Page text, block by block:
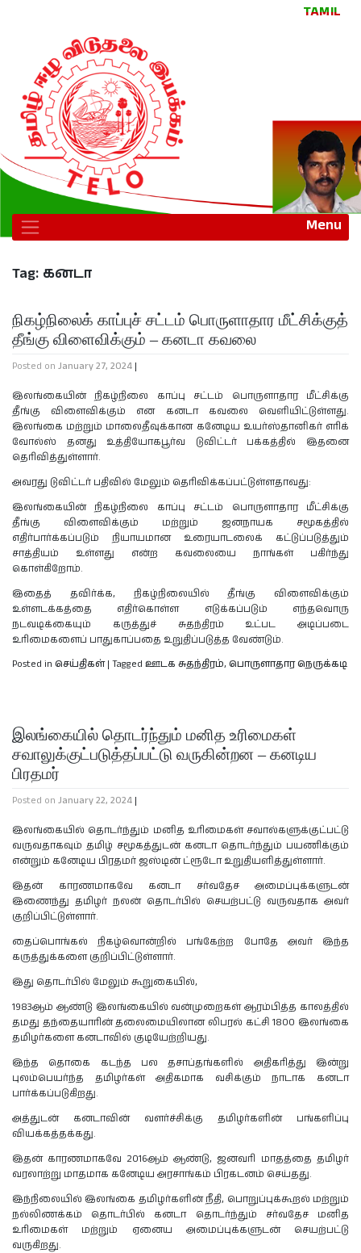
TAMIL
Menu
Tag: கனடா
நிகழ்நிலைக் காப்புச் சட்டம் பொருளாதார மீட்சிக்குத்
தீங்கு விளைவிக்கும் – கனடா கவலை
Posted on January 27, 2024 |
இலங்கையின் நிகழ்நிலை காப்பு சட்டம் பொருளாதார மீட்சிக்கு
தீங்கு விளைவிக்கும் என கனடா கவலை வெளியிட்டுள்ளது.
இலங்கை மற்றும் மாலைதீவுக்கான கனேடிய உயர்ஸ்தானிகர் எரிக்
வோல்ஸ் தனது உத்தியோகபூர்வ டுவிட்டர் பக்கத்தில் இதனை
தெரிவித்துள்ளார்.
அவரது டுவிட்டர் பதிவில் மேலும் தெரிவிக்கப்பட்டுள்ளதாவது:
இலங்கையின் நிகழ்நிலை காப்பு சட்டம் பொருளாதார மீட்சிக்கு
தீங்கு விளைவிக்கும் மற்றும் ஜனநாயக சமூகத்தில்
எதிர்பார்க்கப்படும் நியாயமான உரையாடலைக் கட்டுப்படுத்தும்
சாத்தியம் உள்ளது என்ற கவலையை நாங்கள் பகிர்ந்து
கொள்கிறோம்.
இதைத் தவிர்க்க, நிகழ்நிலையில் தீங்கு விளைவிக்கும்
உள்ளடக்கத்தை எதிர்கொள்ள எடுக்கப்படும் எந்தவொரு
நடவடிக்கையும் கருத்துச் சுதந்திரம் உட்பட அடிப்படை
உரிமைகளைப் பாதுகாப்பதை உறுதிப்படுத்த வேண்டும்.
Posted in செய்திகள்| Tagged ஊடக சுதந்திரம், பொருளாதார நெருக்கடி
இலங்கையில் தொடர்ந்தும் மனித உரிமைகள்
சவாலுக்குட்படுத்தப்பட்டு வருகின்றன – கனடிய
பிரதமர்
Posted on January 22, 2024 |
இலங்கையில் தொடர்ந்தும் மனித உரிமைகள் சவால்களுக்குட்பட்டு
வருவதாகவும் தமிழ் சமூகத்துடன் கனடா தொடர்ந்தும் பயணிக்கும்
என்றும் கனேடிய பிரதமர் ஜஸ்டின் ட்ரூடோ உறுதியளித்துள்ளார்.
இதன் காரணமாகவே கனடா சர்வதேச அமைப்புக்களுடன்
இணைந்து தமிழர் நலன் தொடர்பில் செயற்பட்டு வருவதாக அவர்
குறிப்பிட்டுள்ளார்.
தைப்பொங்கல் நிகழ்வொன்றில் பங்கேற்ற போதே அவர் இந்த
கருத்துக்களை குறிப்பிட்டுள்ளார்.
இது தொடர்பில் மேலும் கூறுகையில்,
1983ஆம் ஆண்டு இலங்கையில் வன்முறைகள் ஆரம்பித்த காலத்தில்
தமது தந்தையாரின் தலைமையிலான லிபரல் கட்சி 1800 இலங்கை
தமிழர்களை கனடாவில் குடியேற்றியது.
இந்த தொகை கடந்த பல தசாப்தங்களில் அதிகரித்து இன்று
புலம்பெயர்ந்த தமிழர்கள் அதிகமாக வசிக்கும் நாடாக கனடா
பார்க்கப்படுகிறது.
அத்துடன் கனடாவின் வளர்ச்சிக்கு தமிழர்களின் பங்களிப்பு
வியக்கத்தக்கது.
இதன் காரணமாகவே 2016ஆம் ஆண்டு, ஜனவரி மாதத்தை தமிழர்
வரலாற்று மாதமாக கனேடிய அரசாங்கம் பிரகடனம் செய்தது.
இந்நிலையில் இலங்கை தமிழர்களின் நீதி, பொறுப்புக்கூறல் மற்றும்
நல்லிணக்கம் தொடர்பில் கனடா தொடர்ந்தும் சர்வதேச மனித
உரிமைகள் மற்றும் ஏனைய அமைப்புக்களுடன் செயற்பட்டு
வருகிறது.